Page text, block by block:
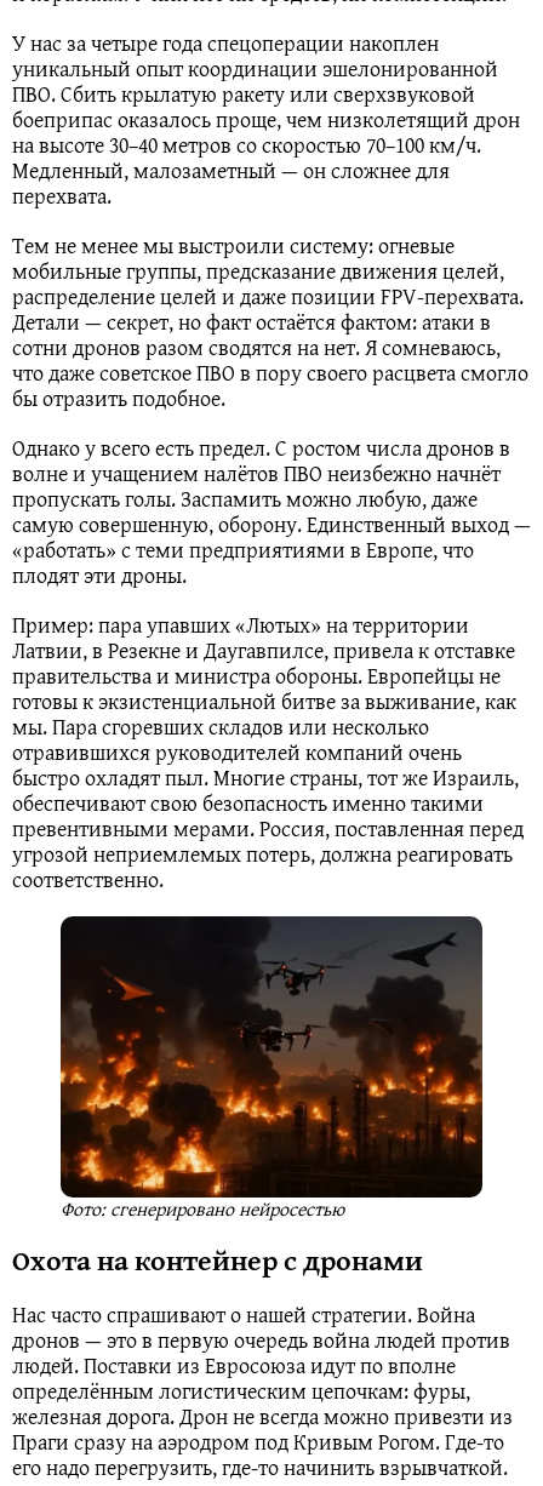
У нас за четыре года спецоперации накоплен
уникальный опыт координации эшелонированной
ПВО. Сбить крылатую ракету или сверхзвуковой
боеприпас оказалось проще, чем низколетящий дрон
на высоте 30–40 метров со скоростью 70–100 км/ч.
Медленный, малозаметный — он сложнее для
перехвата.
Тем не менее мы выстроили систему: огневые
мобильные группы, предсказание движения целей,
распределение целей и даже позиции FPV-перехвата.
Детали — секрет, но факт остаётся фактом: атаки в
сотни дронов разом сводятся на нет. Я сомневаюсь,
что даже советское ПВО в пору своего расцвета смогло
бы отразить подобное.
Однако у всего есть предел. С ростом числа дронов в
волне и учащением налётов ПВО неизбежно начнёт
пропускать голы. Заспамить можно любую, даже
самую совершенную, оборону. Единственный выход —
«работать» с теми предприятиями в Европе, что
плодят эти дроны.
Пример: пара упавших «Лютых» на территории
Латвии, в Резекне и Даугавпилсе, привела к отставке
правительства и министра обороны. Европейцы не
готовы к экзистенциальной битве за выживание, как
мы. Пара сгоревших складов или несколько
отравившихся руководителей компаний очень
быстро охладят пыл. Многие страны, тот же Израиль,
обеспечивают свою безопасность именно такими
превентивными мерами. Россия, поставленная перед
угрозой неприемлемых потерь, должна реагировать
соответственно.
Фото: сгенерировано нейросестью
Охота на контейнер с дронами
Нас часто спрашивают о нашей стратегии. Война
дронов — это в первую очередь война людей против
людей. Поставки из Евросоюза идут по вполне
определённым логистическим цепочкам: фуры,
железная дорога. Дрон не всегда можно привезти из
Праги сразу на аэродром под Кривым Рогом. Где-то
его надо перегрузить, где-то начинить взрывчаткой.